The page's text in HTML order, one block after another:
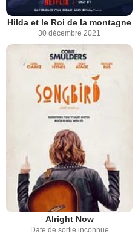
Hilda et le Roi de la montagne
30 décembre 2021
Alright Now
Date de sortie inconnue